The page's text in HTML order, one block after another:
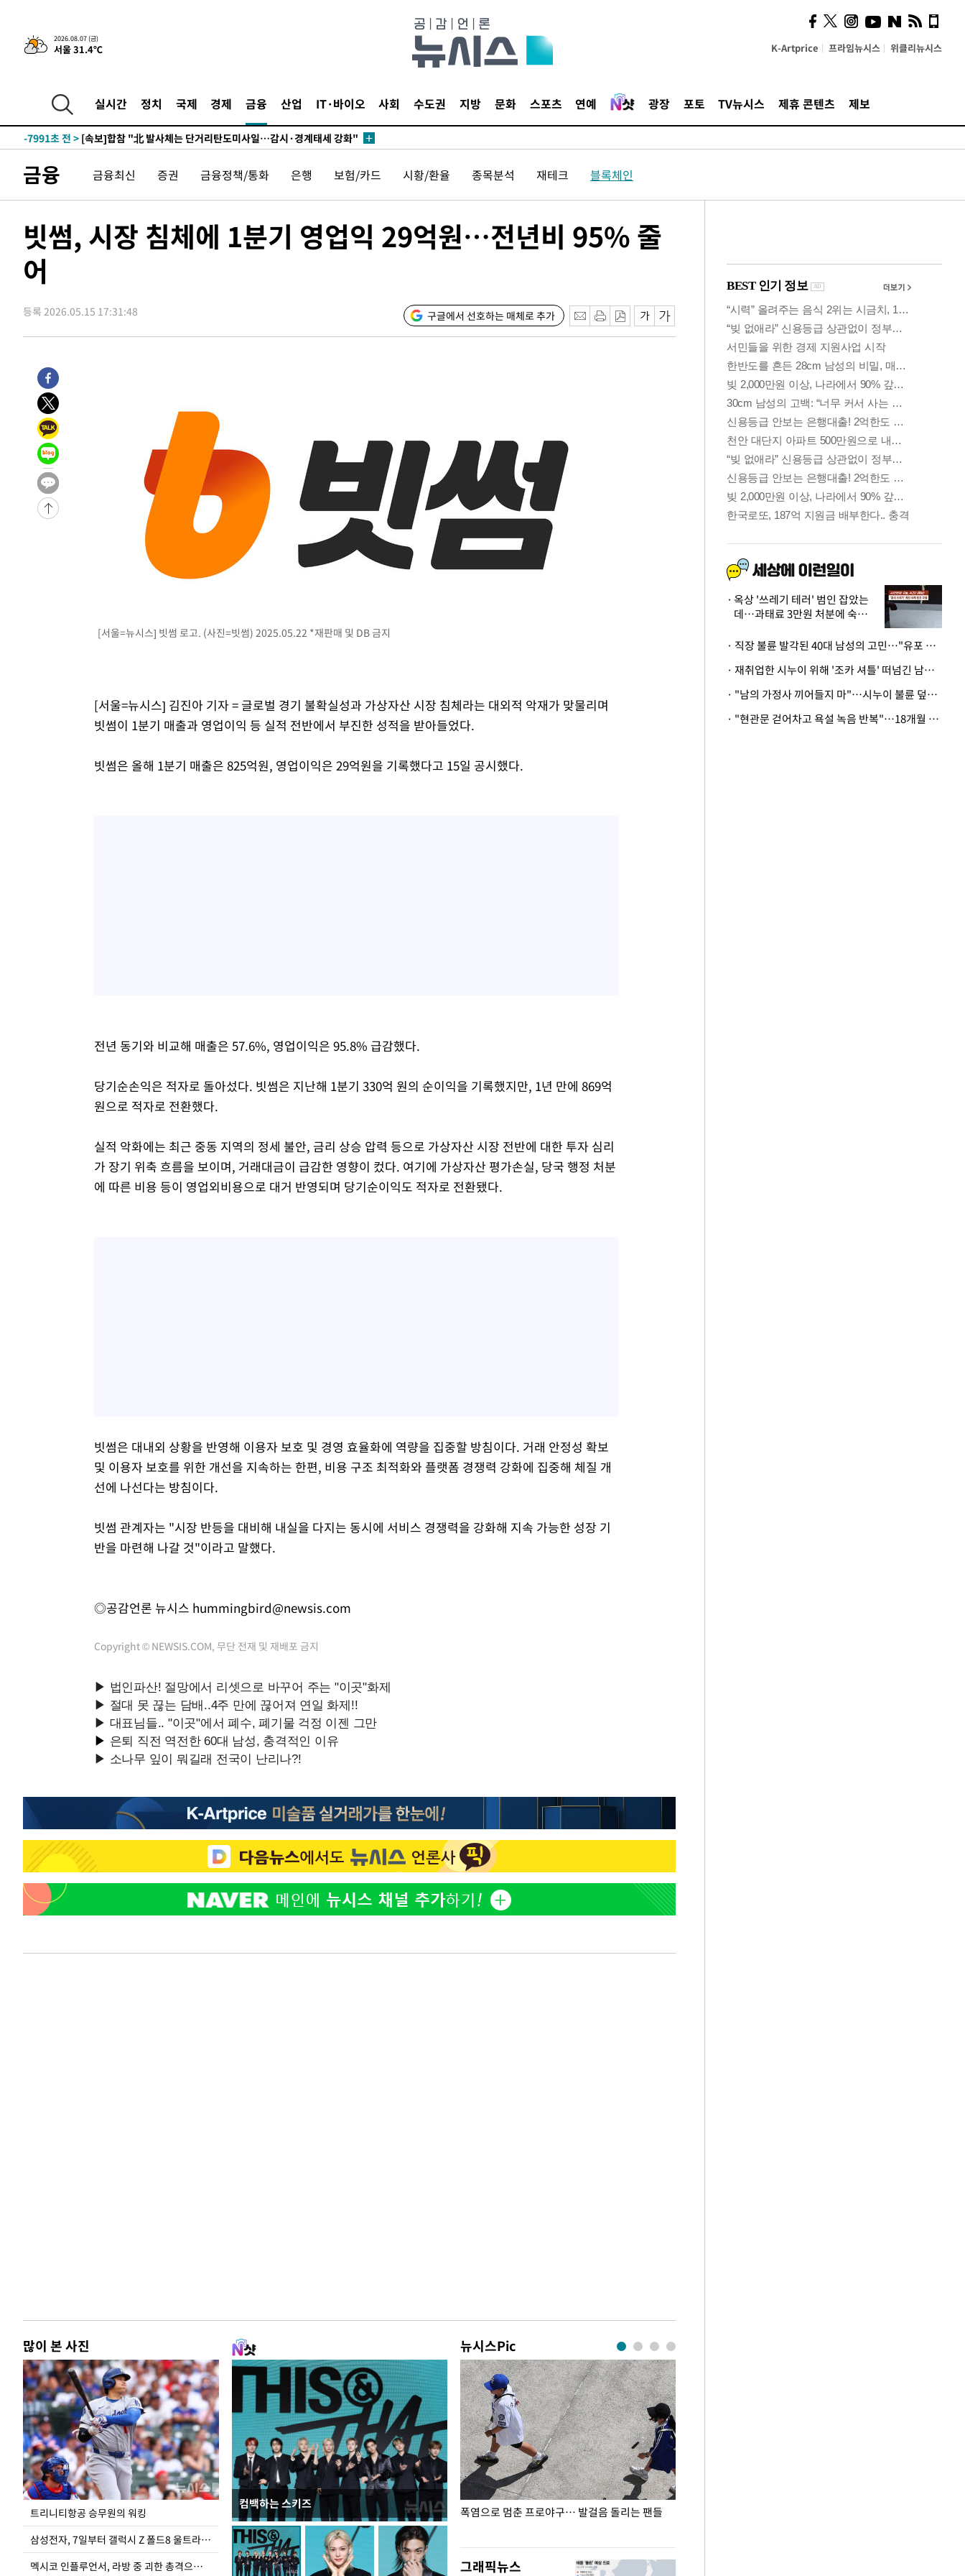
2026.08.07 (금)
서울 31.4℃ K-Artprice 프라임뉴시스 위클리뉴시스
실시간 정치 국제 경제 금융 산업 IT·바이오 사회 수도권 지방 문화 스포츠 연예 광장 포토 TV뉴시스 제휴 콘텐츠 제보
3시간 전 >내일까지 39도 '펄펄'…기상청 "태풍 지나며 폭염 잠시 꺾인다"
-25481초 전 >'월드컵 탈락 후폭풍' 축구협회…11시간 걸린 초유의 압수수색(종
-23710초 전 >
축구협회, 15년 전 심판 성 접대 파문에 "현재는 내부 지침 준수"
-22395초 전 >
-7991초 전 > [속보]합참 "北 발사체는 단거리탄도미사일…감시·경계태세 강화"
-6169초 전 >
[속보] SKT, 에이닷 서비스 장애 발생…"원인 파악 중"
-5575초 전 >[속보]합참 "북, 동해상으로 미상 발사체 발사"
-4930초 전 >[속보]7~9일 프로야구 3연전도 폭염 취소…11일 재개
-4592초 전 >
-4419초 전 >
-3821초 전 >[속보]종합특검, 대검 추가 압수수색…내란 중요임무종사 혐의
1분 전 >[속보]코스닥, 800p 회복…0.26% 오른 801.67 마감
4분 전 >[속보]원·달러 환율, 0.7원 내린 1423.8원 마감
44분 전 >
1시간 전 >
손흥민, 5경기 연속골 실패…LAFC는 승부차기 끝 과달라하라 격파
3시간 전 >
내일까지 39도 '펄펄'…기상청 "태풍 지나며 폭염 잠시 꺾인다"
-25481초 전 >
'월드컵 탈락 후폭풍' 축구협회…11시간 걸린 초유의 압수수색(종
-24917초 전 >
[속보] 뉴욕증시, 혼조 출발…나스닥 0.3%↓, 다우 0.14%↑
-23710초 전 >
축구협회, 15년 전 심판 성 접대 파문에 "현재는 내부 지침 준수"
-22395초 전 >
경찰, '홍명보는 2순위' 결론냈던 스포츠윤리센터도 압수수색
[속보]합참 "北 발사체는 단거리탄도미사일…감시·경계태세 강화"
日방위성, 北이 동해로 쏜 발사체는 탄도미사일 가능성
[속보] SKT, 에이닷 서비스 장애 발생…"원인 파악 중"
[속보]7~9일 프로야구 3연전도 폭염 취소…11일 재개
서울 낮 37.9도, 올여름 최고치 경신…영등포 순간 '40도'
[속보]종합특검, 대검 추가 압수수색…내란 중요임무종사 혐의
[속보]코스피, 301.88포인트(4.58%) 내린 6296.38 마감
금융 금융최신 증권 금융정책/통화 은행 보험/카드 시황/환율 종목분석 재테크 블록체인
빗썸, 시장 침체에 1분기 영업익 29억원…전년비 95% 줄
어
등록 2026.05.15 17:31:48 구글에서 선호하는 매체로 추가
[서울=뉴시스] 빗썸 로고. (사진=빗썸) 2025.05.22 *재판매 및 DB 금지
[서울=뉴시스] 김진아 기자 = 글로벌 경기 불확실성과 가상자산 시장 침체라는 대외적 악재가 맞물리며
빗썸이 1분기 매출과 영업이익 등 실적 전반에서 부진한 성적을 받아들었다.
빗썸은 올해 1분기 매출은 825억원, 영업이익은 29억원을 기록했다고 15일 공시했다.
전년 동기와 비교해 매출은 57.6%, 영업이익은 95.8% 급감했다.
당기순손익은 적자로 돌아섰다. 빗썸은 지난해 1분기 330억 원의 순이익을 기록했지만, 1년 만에 869억
원으로 적자로 전환했다.
실적 악화에는 최근 중동 지역의 정세 불안, 금리 상승 압력 등으로 가상자산 시장 전반에 대한 투자 심리
가 장기 위축 흐름을 보이며, 거래대금이 급감한 영향이 컸다. 여기에 가상자산 평가손실, 당국 행정 처분
에 따른 비용 등이 영업외비용으로 대거 반영되며 당기순이익도 적자로 전환됐다.
빗썸은 대내외 상황을 반영해 이용자 보호 및 경영 효율화에 역량을 집중할 방침이다. 거래 안정성 확보
및 이용자 보호를 위한 개선을 지속하는 한편, 비용 구조 최적화와 플랫폼 경쟁력 강화에 집중해 체질 개
선에 나선다는 방침이다.
빗썸 관계자는 "시장 반등을 대비해 내실을 다지는 동시에 서비스 경쟁력을 강화해 지속 가능한 성장 기
반을 마련해 나갈 것"이라고 말했다.
◎공감언론 뉴시스 hummingbird@newsis.com
Copyright © NEWSIS.COM, 무단 전재 및 재배포 금지
많이 본 사진
트리니티항공 승무원의 워킹
삼성전자, 7일부터 갤럭시 Z 폴드8 울트라·폴드8·플립8 출시
멕시코 인플루언서, 라방 중 괴한 총격으로 사망
컴백하는 스키즈
뉴시스Pic
입추 하루 앞둔 전남광주… 열화상 카메라에 담긴
폭염
폭염으로 멈춘 프로야구… 발걸음 돌리는 팬들
그래픽뉴스
의견, 국토부·LH에 충실히
전달할 것"
옥상 '쓰레기 테러' 범인 잡았는
데…과태료 3만원 처분에 숙박업
· 직장 불륜 발각된 40대 남성의 고민…"유포 동료 명예훼손·협박죄 고소 가능할까"
· 재취업한 시누이 위해 '조카 셔틀' 떠넘긴 남편…아내 "난 못한다"
· "남의 가정사 끼어들지 마"…시누이 불륜 덮으려는 남편에 억울한 아내
· "현관문 걷어차고 욕설 녹음 반복"…18개월 아기 키우는 집 뒤흔든 '앞집의 비극'